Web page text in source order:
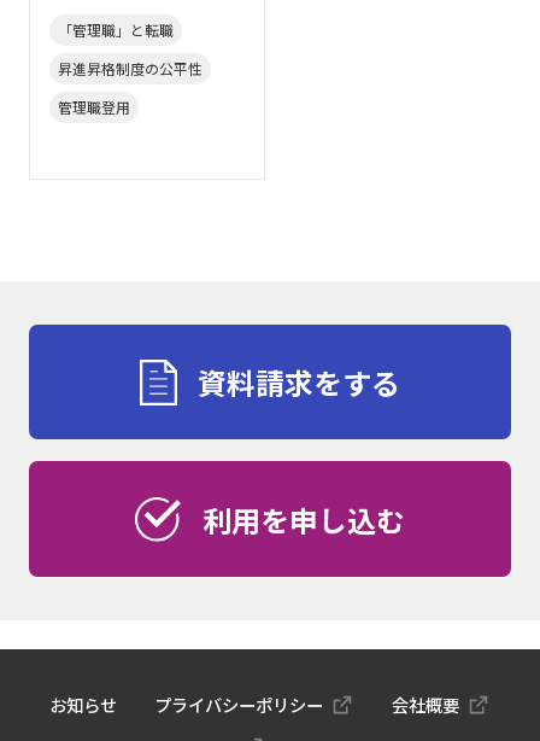
「管理職」と転職
昇進昇格制度の公平性
管理職登用
資料請求をする
利用を申し込む
お知らせ プライバシーポリシー
会社概要